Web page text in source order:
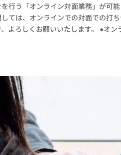
行う「オンライン対面業務」が可
ては、オンラインでの対面での打
よろしくお願いいたします。 ●オン